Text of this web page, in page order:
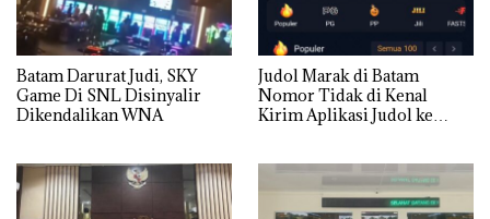
Batam Darurat Judi, SKY
Game Di SNL Disinyalir
Dikendalikan WNA
Judol Marak di Batam
Nomor Tidak di Kenal
Kirim Aplikasi Judol ke